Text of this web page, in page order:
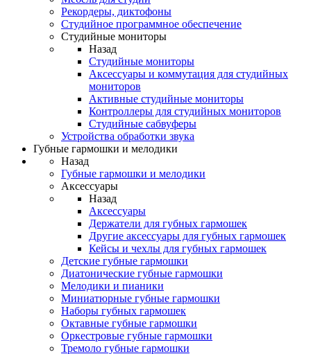
Рекордеры, диктофоны
Студийное программное обеспечение
Студийные мониторы
Назад
Студийные мониторы
Аксессуары и коммутация для студийных
мониторов
Активные студийные мониторы
Контроллеры для студийных мониторов
Студийные сабвуферы
Устройства обработки звука
Губные гармошки и мелодики
Назад
Губные гармошки и мелодики
Аксессуары
Назад
Аксессуары
Держатели для губных гармошек
Другие аксессуары для губных гармошек
Кейсы и чехлы для губных гармошек
Детские губные гармошки
Диатонические губные гармошки
Мелодики и пианики
Миниатюрные губные гармошки
Наборы губных гармошек
Октавные губные гармошки
Оркестровые губные гармошки
Тремоло губные гармошки